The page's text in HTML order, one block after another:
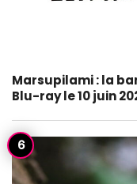
Marsupilami : la
Blu-ray le 10 juin